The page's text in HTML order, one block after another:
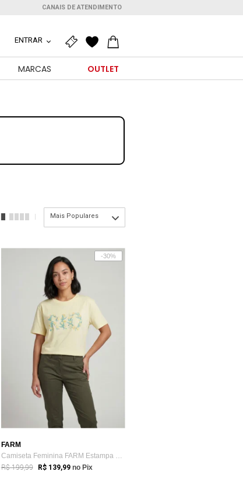
CANAIS DE ATENDIMENTO
ENTRAR
MARCAS OUTLET
Mais Populares
-30%
FARM
Camiseta Feminina FARM Estampa Floral Amarela
R$ 199,99 R$ 139,99 no Pix